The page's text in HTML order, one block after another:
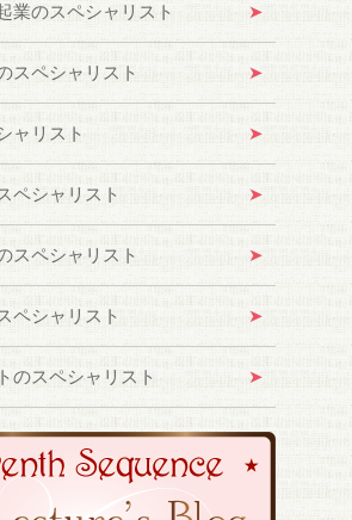
業のスペシャリスト
スペシャリスト
ャリスト
ペシャリスト
スペシャリスト
ペシャリスト
のスペシャリスト